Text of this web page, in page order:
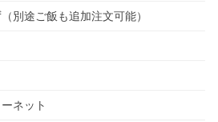
別途ご飯も追加注文可能）
ネット